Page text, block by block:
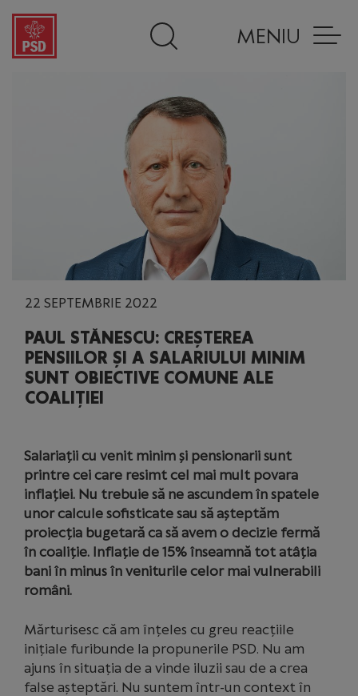
MENIU
22 SEPTEMBRIE 2022
PAUL STĂNESCU: CREȘTEREA
PENSIILOR ȘI A SALARIULUI MINIM
SUNT OBIECTIVE COMUNE ALE
COALIȚIEI
Salariații cu venit minim și pensionarii sunt
printre cei care resimt cel mai mult povara
inflației. Nu trebuie să ne ascundem în spatele
unor calcule sofisticate sau să așteptăm
proiecția bugetară ca să avem o decizie fermă
în coaliție. Inflație de 15% înseamnă tot atâția
bani în minus în veniturile celor mai vulnerabili
români.
Mărturisesc că am înțeles cu greu reacțiile
inițiale furibunde la propunerile PSD. Nu am
ajuns în situația de a vinde iluzii sau de a crea
false așteptări. Nu suntem într-un context în